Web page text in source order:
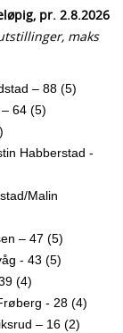
pr. 2.8.2026
maks
– 88 (5)
64 (5)
Habberstad -
Malin
– 47 (5)
- 43 (5)
(4)
- 28 (4)
– 16 (2)